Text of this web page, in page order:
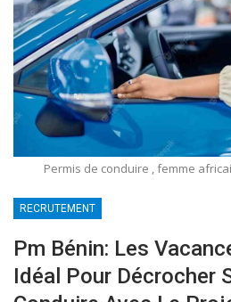
Permis de conduire , femme
RECRUTEMENT
Pm Bénin: Les
Idéal Pour Décrocher